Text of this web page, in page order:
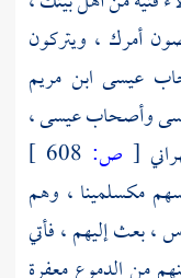
أمرك ، ويتركون
عيسى ابن مريم
وأصحابعيسى ،
[ ص:
مكسلمينا ، وهم
،بعث إليهم ، فأتي